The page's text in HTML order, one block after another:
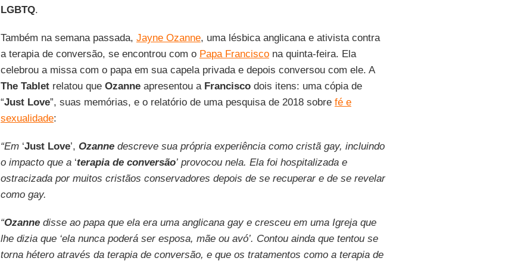
LGBTQ.
Também na semana passada, Jayne Ozanne, uma lésbica anglicana e ativista contra
a terapia de conversão, se encontrou com o Papa Franciscona quinta-feira. Ela
celebrou a missa com o papa em sua capela privada e depois conversou com ele. A
The Tabletrelatou que Ozanneapresentou a Franciscodois itens: uma cópia de
“Just Love”, suas memórias, e o relatório de uma pesquisa de 2018 sobre fé e
sexualidade:
“Em ‘Just Love’, Ozannedescreve sua própria experiência como cristã gay, incluindo
o impacto que a‘terapia de conversão’ provocou nela. Ela foi hospitalizada e
ostracizada por muitos cristãos conservadores depois de se recuperar e de se revelar
como gay.
“Ozannedisse ao papa que ela era uma anglicana gay e cresceu em uma Igreja que
lhe dizia que ‘ela nunca poderá ser esposa, mãe ou avó’. Contou ainda que tentou se
torna hétero através da terapia de conversão, e que os tratamentos como a terapia de